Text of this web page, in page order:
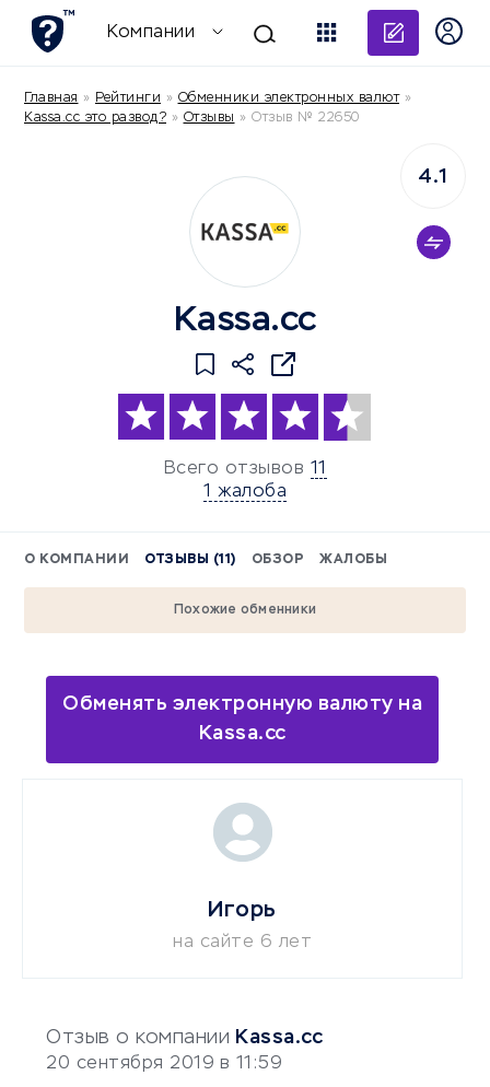
Компании
Главная » Рейтинги » Обменники электронных валют»
Kassa.cc это развод? » Отзывы » Отзыв № 22650
Kassa.cc
Всего отзывов 11
1 жалоба
4.1
О КОМПАНИИ ОТЗЫВЫ (11) ОБЗОР ЖАЛОБЫ
Похожие обменники
Обменять электронную валюту на
Kassa.cc
Отзыв о компании Kassa.cc
20 сентября 2019 в 11:59
Игорь
на сайте 6 лет